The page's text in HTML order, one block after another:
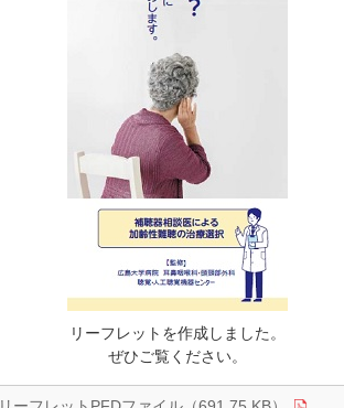
リーフレットを作成しました。
ぜひご覧ください。